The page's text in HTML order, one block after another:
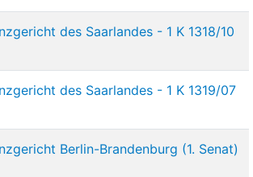
des Saarlandes - 1 K 1318/10
des Saarlandes - 1 K 1319/07
Berlin-Brandenburg (1. Senat)